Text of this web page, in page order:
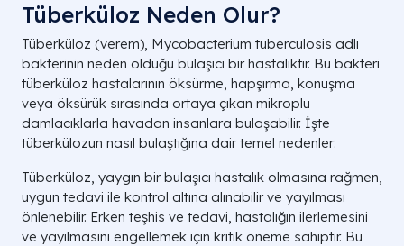
Tüberküloz Neden Olur?
Tüberküloz (verem), Mycobacterium tuberculosis adlı
bakterinin neden olduğu bulaşıcı bir hastalıktır. Bu bakteri
tüberküloz hastalarının öksürme, hapşırma, konuşma
veya öksürük sırasında ortaya çıkan mikroplu
damlacıklarla havadan insanlara bulaşabilir. İşte
tüberkülozun nasıl bulaştığına dair temel nedenler:
Tüberküloz, yaygın bir bulaşıcı hastalık olmasına rağmen,
uygun tedavi ile kontrol altına alınabilir ve yayılması
önlenebilir. Erken teşhis ve tedavi, hastalığın ilerlemesini
ve yayılmasını engellemek için kritik öneme sahiptir. Bu